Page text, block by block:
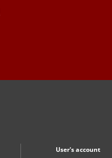
User's account